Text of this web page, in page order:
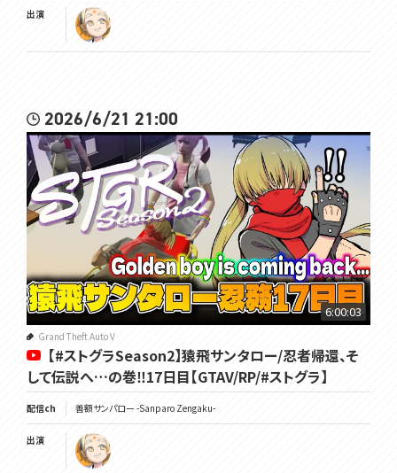
出演
2026/6/21 21:00
6:00:03
Grand Theft Auto V
【#ストグラSeason2】猿飛サンタロー/忍者帰還、そ
して伝説へ…の巻‼17日目【GTAV/RP/#ストグラ】
配信ch 善額サンパロー -Sanparo Zengaku-
出演